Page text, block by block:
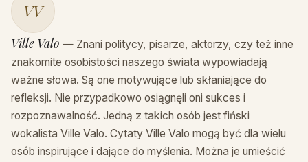
VV
Ville Valo — Znani politycy, pisarze, aktorzy, czy też inne
znakomite osobistości naszego świata wypowiadają
ważne słowa. Są one motywujące lub skłaniające do
refleksji. Nie przypadkowo osiągnęli oni sukces i
rozpoznawalność. Jedną z takich osób jest fiński
wokalista Ville Valo. Cytaty Ville Valo mogą być dla wielu
osób inspirujące i dające do myślenia. Można je umieścić